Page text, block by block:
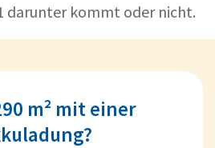
darunter kommt oder nicht.
m² mit einer